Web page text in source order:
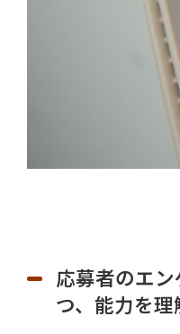
応募者のエ
つ、能力を理